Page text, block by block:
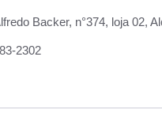
Backer, n°374, loja 02,
2302